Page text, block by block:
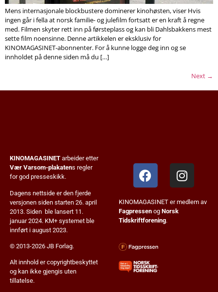
Mens internasjonale blockbustere dominerer kinohøsten, viser Hvis
ingen går i fella at norsk familie- og julefilm fortsatt er en kraft å regne
med. Filmen skyter rett inn på førsteplass og kan bli Dahlsbakkens mest
sette film noensinne. Denne artikkelen er eksklusiv for
KINOMAGASINET-abonnenter. For å kunne logge deg inn og se
innholdet på denne siden må du […]
Next →
KINOMAGASINET arbeider etter
Vær Varsom-plakatens regler
for god presseskikk.
Dagens nettside er den fjerde
versjonen siden starten 26. april
2013. Siden ble lansert 11.
januar 2024. KM+ systemet ble
innført i august 2023.
© 2013-2026 JB Forlag.
Alt innhold er copyrightbeskyttet
og kan ikke gjengis uten
tillatelse.
KINOMAGASINET er medlem av
Fagpressen og Norsk
Tidskriftforening.